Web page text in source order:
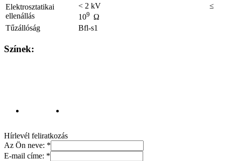
Elektrosztatikai
ellenállás
< 2 kV ≤
109 Ω
Tűzállóság
Bfl-s1
Színek:
Hírlevél feliratkozás
Az Ön neve: *
E-mail címe: *